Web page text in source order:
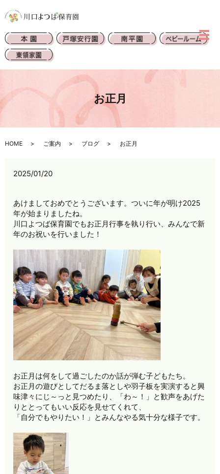
お正月
HOME ご案内 ブログ お正月
2025/01/20
あけましておめでとうございます。ついに年が明け2025
年が始まりましたね。
川口よつば保育園でもお正月行事を執り行い、みんなで新
年のお祝いを行いました！
お正月は何をして過ごしたのか話が弾む子どもたち。
お正月の遊びとしてだるま落としや羽子板を実演すると興
味津々にじ～っと見つめたり、「わ～！」と歓声をあげた
りととってもいい反応を見せてくれて、
「自分でもやりたい！」とみんなやる気十分な様子です。